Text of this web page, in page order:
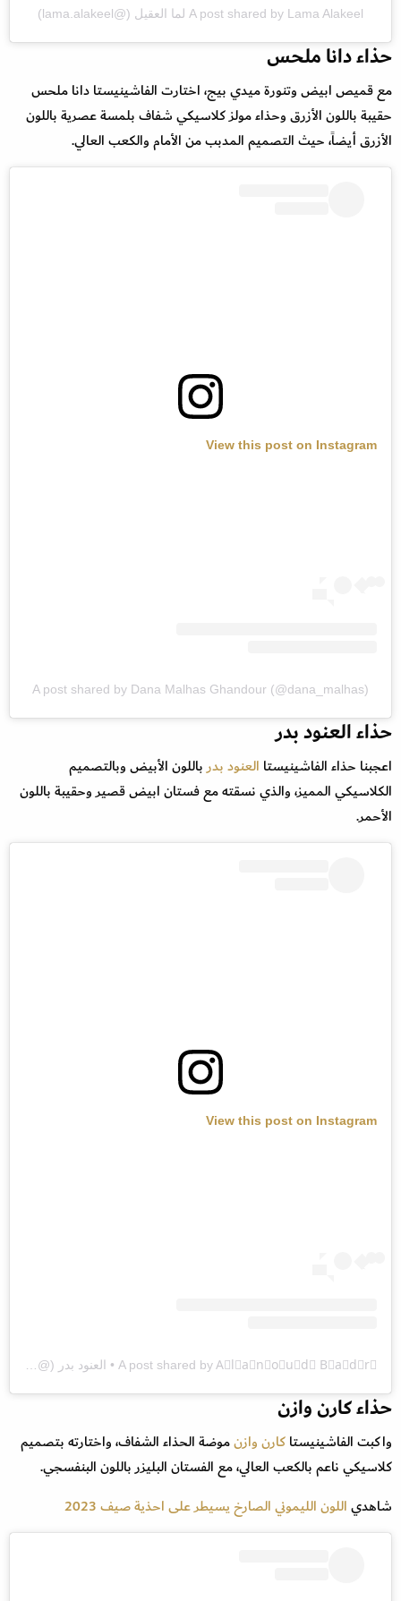
A post shared by Lama Alakeel لما العقيل (@lama.alakeel)
حذاء دانا ملحس
مع قميص ابيض وتنورة ميدي بيج، اختارت الفاشينيستا دانا ملحس
حقيبة باللون الأزرق وحذاء مولز كلاسيكي شفاف بلمسة عصرية باللون
الأزرق أيضاً، حيث التصميم المدبب من الأمام والكعب العالي.
View this post on Instagram
A post shared by Dana Malhas Ghandour (@dana_malhas)
حذاء العنود بدر
اعجبنا حذاء الفاشينيستا العنود بدرباللون الأبيض وبالتصميم
الكلاسيكي المميز، والذي نسقته مع فستان ابيض قصير وحقيبة باللون
الأحمر.
View this post on Instagram
A post shared by A⃨l⃨a⃨n⃨o⃨u⃨d⃨ B⃨a⃨d⃨r⃨ • العنود بدر (@fozaza)
حذاء كارن وازن
واكبت الفاشينيستاكارن وازنموضة الحذاء الشفاف، واختارته بتصميم
كلاسيكي ناعم بالكعب العالي، مع الفستان البليزر باللون البنفسجي.
شاهدياللون الليموني الصارخ يسيطر على احذية صيف 2023